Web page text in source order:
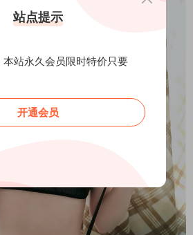
站点提示
本站永久会员限时特价只要
开通会员